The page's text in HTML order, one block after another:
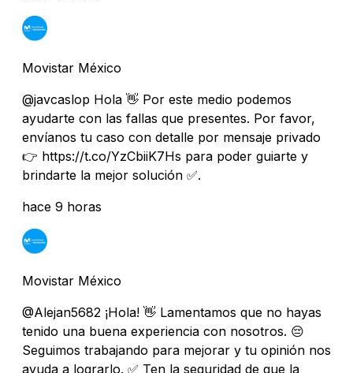
Movistar México
@javcaslop Hola 👋 Por este medio podemos
ayudarte con las fallas que presentes. Por favor,
envíanos tu caso con detalle por mensaje privado
👉 https://t.co/YzCbiiK7Hs para poder guiarte y
brindarte la mejor solución ✅.
hace 9 horas
Movistar México
@Alejan5682 ¡Hola! 👋 Lamentamos que no hayas
tenido una buena experiencia con nosotros. 😔
Seguimos trabajando para mejorar y tu opinión nos
ayuda a lograrlo. ✅ Ten la seguridad de que la